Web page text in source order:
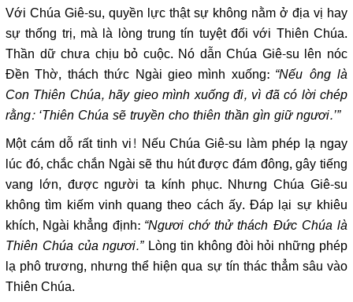
Với Chúa Giê-su, quyền lực thật sự không nằm ở địa vị hay
sự thống trị, mà là lòng trung tín tuyệt đối với Thiên Chúa.
Thần dữ chưa chịu bỏ cuộc. Nó dẫn Chúa Giê-su lên nóc
Đền Thờ, thách thức Ngài gieo mình xuống: “Nếu ông là
Con Thiên Chúa, hãy gieo mình xuống đi, vì đã có lời chép
rằng: ‘Thiên Chúa sẽ truyền cho thiên thần gìn giữ ngươi.’”
Một cám dỗ rất tinh vi! Nếu Chúa Giê-su làm phép lạ ngay
lúc đó, chắc chắn Ngài sẽ thu hút được đám đông, gây tiếng
vang lớn, được người ta kính phục. Nhưng Chúa Giê-su
không tìm kiếm vinh quang theo cách ấy. Đáp lại sự khiêu
khích, Ngài khẳng định: “Ngươi chớ thử thách Đức Chúa là
Thiên Chúa của ngươi.” Lòng tin không đòi hỏi những phép
lạ phô trương, nhưng thể hiện qua sự tín thác thẳm sâu vào
Thiên Chúa.